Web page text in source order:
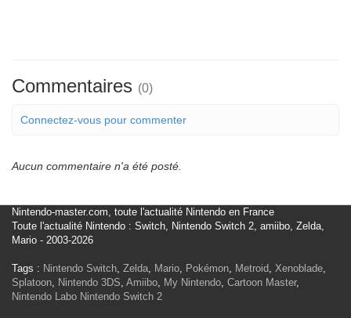
Commentaires (0)
Connectez-vous pour commenter
Aucun commentaire n'a été posté.
Nintendo-master.com, toute l'actualité Nintendo en France
Toute l'actualité Nintendo : Switch, Nintendo Switch 2, amiibo, Zelda,
Mario - 2003-2026
Tags : Nintendo Switch, Zelda, Mario, Pokémon, Metroid, Xenoblade,
Splatoon, Nintendo 3DS, Amiibo, My Nintendo, Cartoon Master,
Nintendo Labo Nintendo Switch 2